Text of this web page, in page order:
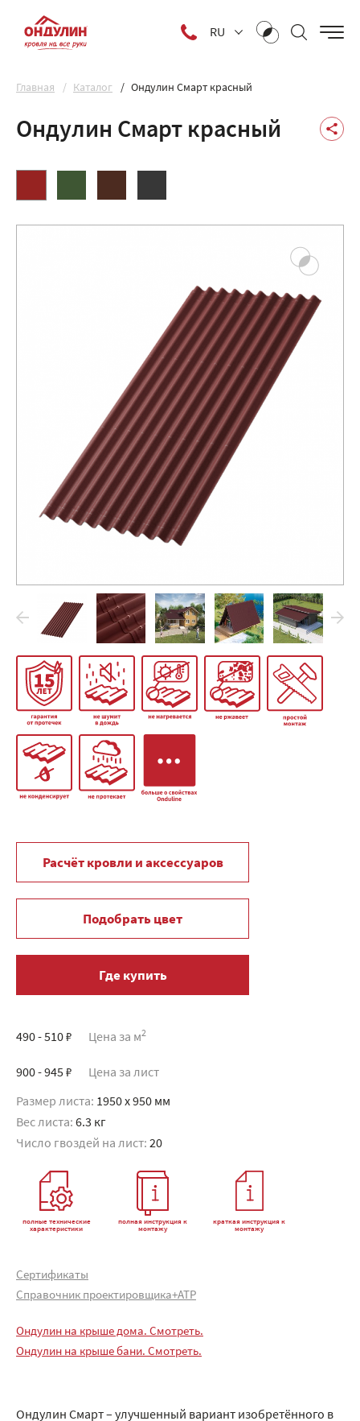
RU
Главная Каталог Ондулин Смарт красный
Ондулин Смарт красный
Расчёт кровли и аксессуаров
Подобрать цвет
Где купить
490 - 510 ₽ Цена за м2
900 - 945 ₽ Цена за лист
Размер листа: 1950 x 950 мм
Вес листа: 6.3 кг
Число гвоздей на лист: 20
полные технические
характеристики
полная инструкция к
монтажу
краткая инструкция к
монтажу
Сертификаты
Справочник проектировщика+АТР
Ондулин на крыше дома. Смотреть.
Ондулин на крыше бани. Смотреть.
Ондулин Смарт – улучшенный вариант изобретённого в